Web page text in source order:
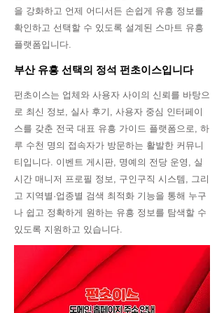
을 강화하고 언제 어디서든 손쉽게 유흥 정보를
확인하고 선택할 수 있도록 설계된 스마트 유흥
플랫폼입니다.
부산 유흥 선택의 정석 펀초이스입니다
펀초이스는 업체와 사용자 사이의 신뢰를 바탕으
로 최신 정보, 실사 후기, 사용자 중심 인터페이
스를 갖춘 전국 대표 유흥 가이드 플랫폼으로, 하
루 수천 명의 접속자가 방문하는 활발한 커뮤니
티입니다. 이벤트 게시판, 명예의 전당 운영, 실
시간 매니저 프로필 정보, 구인구직 시스템, 그리
고 지역별·업종별 검색 최적화 기능을 통해 누구
나 쉽고 정확하게 원하는 유흥 정보를 탐색할 수
있도록 지원하고 있습니다.